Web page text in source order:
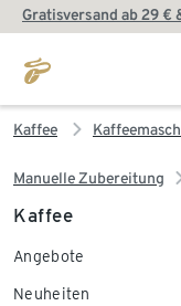
Gratisversand ab 29 €
Kaffee
Manuelle Zubereitung
Kaffee
Angebote
Neuheiten